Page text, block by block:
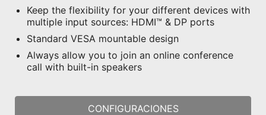
Keep the flexibility for your different devices with
multiple input sources: HDMI™ & DP ports
Standard VESA mountable design
Always allow you to join an online conference
call with built-in speakers
CONFIGURACIONES